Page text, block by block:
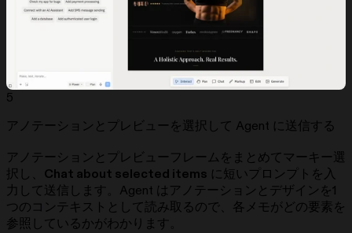
5
アノテーションとプレビューを選択して Agent に送信する
アノテーションとプレビューフレームをまとめてマーキー選
択し、 Chat about selected items に短いプロンプトを入
力して送信します。Agent はアノテーションとデザインを1
つのコンテキストとして読み取るので、各メモがどの要素を
参照しているかがわかります。